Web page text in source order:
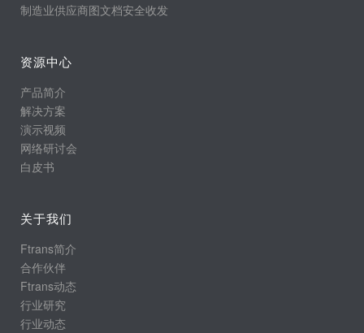
制造业供应商图文档安全收发
资源中心
产品简介
解决方案
演示视频
网络研讨会
白皮书
关于我们
Ftrans简介
合作伙伴
Ftrans动态
行业研究
行业动态